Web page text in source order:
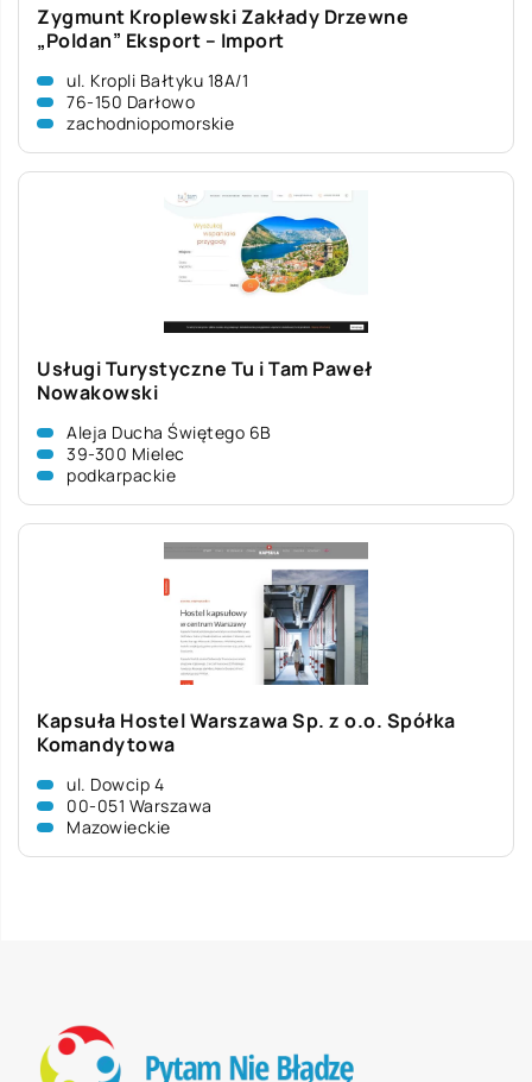
Zygmunt Kroplewski Zakłady Drzewne
„Poldan” Eksport – Import
ul. Kropli Bałtyku 18A/1
76-150 Darłowo
zachodniopomorskie
Usługi Turystyczne Tu i Tam Paweł
Nowakowski
Aleja Ducha Świętego 6B
39-300 Mielec
podkarpackie
Kapsuła Hostel Warszawa Sp. z o.o. Spółka
Komandytowa
ul. Dowcip 4
00-051 Warszawa
Mazowieckie